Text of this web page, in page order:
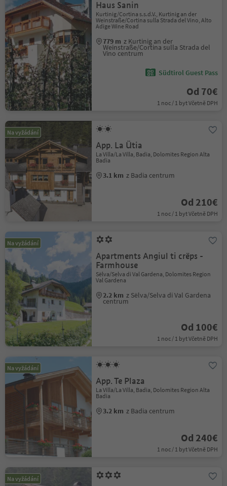
Haus Sanin
Kurtinig/Cortina s.s.d.V., Kurtinig an der
Weinstraße/Cortina sulla Strada del Vino, Alto
Adige Wine Road
779 m z Kurtinig an der
Weinstraße/Cortina sulla Strada del
Vino centrum
Südtirol Guest Pass
Od 70€
1 noc / 1 byt Včetně DPH
Na vyžádání
App. La Ütia
La Villa/La Villa, Badia, Dolomites Region Alta
Badia
3.1 km z Badia centrum
Od 210€
1 noc / 1 byt Včetně DPH
Na vyžádání
Apartments Angiul ti crëps -
Farmhouse
Sëlva/Selva di Val Gardena, Dolomites Region
Val Gardena
2.2 km z Sëlva/Selva di Val Gardena
centrum
Od 100€
1 noc / 1 byt Včetně DPH
Na vyžádání
App. Te Plaza
La Villa/La Villa, Badia, Dolomites Region Alta
Badia
3.2 km z Badia centrum
Od 240€
1 noc / 1 byt Včetně DPH
Na vyžádání